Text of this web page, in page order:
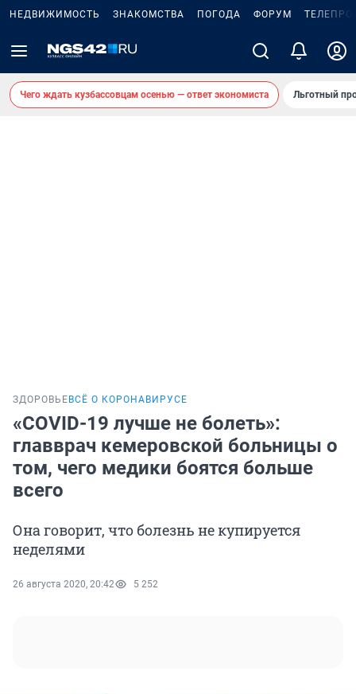
НЕДВИЖИМОСТЬ ЗНАКОМСТВА ПОГОДА ФОРУМ
Чего ждать кузбассовцам осенью — ответ экономиста Льготный
ЗДОРОВЬЕ ВСЁ О КОРОНАВИРУСЕ
«COVID-19 лучше не болеть»:
главврач кемеровской больницы о
том, чего медики боятся больше
всего
Она говорит, что болезнь не купируется
неделями
26 августа 2020, 20:42 5 252